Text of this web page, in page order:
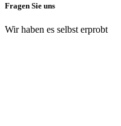
Fragen Sie uns
Wir haben es selbst erprobt